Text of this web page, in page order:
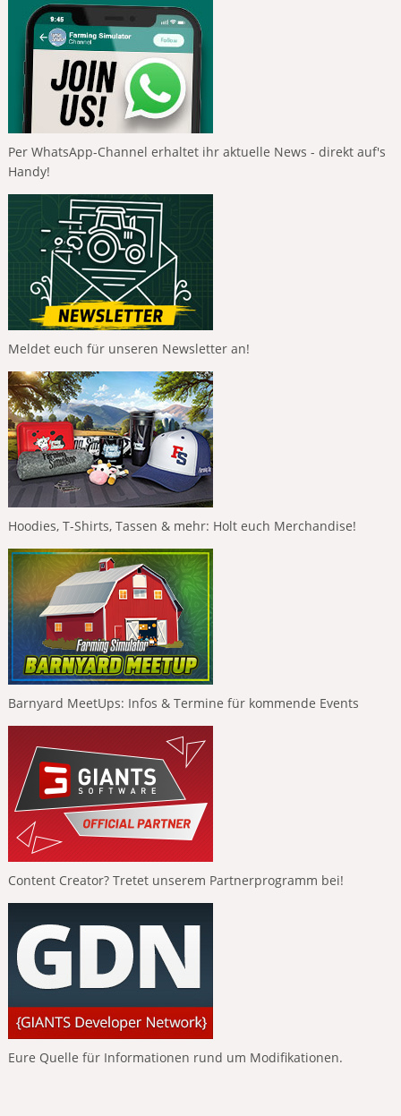
Per WhatsApp-Channel erhaltet ihr aktuelle News - direkt auf's
Handy!
Meldet euch für unseren Newsletter an!
Hoodies, T-Shirts, Tassen & mehr: Holt euch Merchandise!
Barnyard MeetUps: Infos & Termine für kommende Events
Content Creator? Tretet unserem Partnerprogramm bei!
Eure Quelle für Informationen rund um Modifikationen.